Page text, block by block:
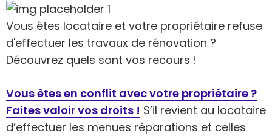
Vous êtes locataire et votre propriétaire refuse
d'effectuer les travaux de rénovation ?
Découvrez quels sont vos recours !
Vous êtes en conflit avec votre propriétaire ?
Faites valoir vos droits ! S’il revient au locataire
d’effectuer les menues réparations et celles